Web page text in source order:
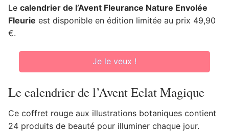
Le calendrier de l’Avent Fleurance Nature Envolée
Fleurie est disponible en édition limitée au prix 49,90
€.
Je le veux !
Le calendrier de l’Avent Eclat Magique
Ce coffret rouge aux illustrations botaniques contient
24 produits de beauté pour illuminer chaque jour.